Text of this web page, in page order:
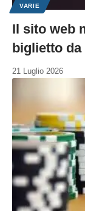
VARIE
Il sito web
biglietto
21 Luglio 2026